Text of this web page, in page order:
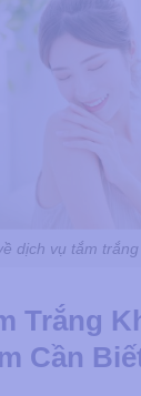
dịch vụ tắm
Trắng
Cần